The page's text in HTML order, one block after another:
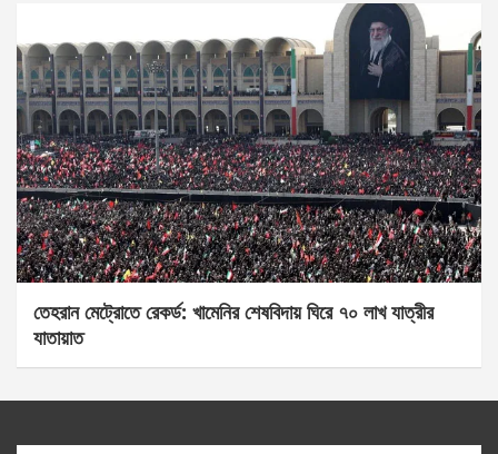
তেহরান মেট্রোতে রেকর্ড: খামেনির শেষবিদায় ঘিরে ৭০ লাখ যাত্রীর
যাতায়াত